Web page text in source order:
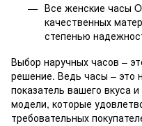
Все женские часы
качественных
степенью
Выбор наручных часов –
решение. Ведь часы – это
показатель вашего вкуса
модели, которые
требовательных